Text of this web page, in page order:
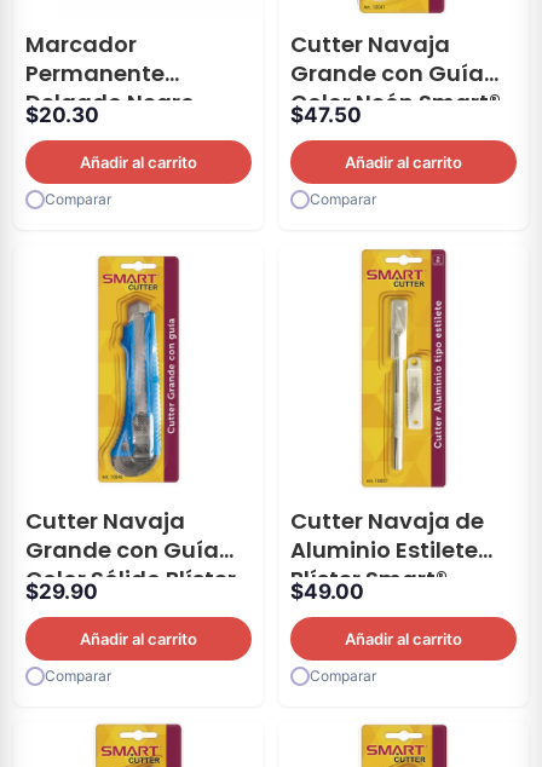
Marcador
Permanente
Delgado Negro
Sharpie® 1 Pieza
$20.30
Añadir al carrito
Comparar
Cutter Navaja
Grande con Guía
Color Neón Smart®
$47.50
Añadir al carrito
Comparar
Cutter Navaja
Grande con Guía
Color Sólido Blíster
Smart®
$29.90
Añadir al carrito
Comparar
Cutter Navaja de
Aluminio Estilete
Blíster Smart®
$49.00
Añadir al carrito
Comparar